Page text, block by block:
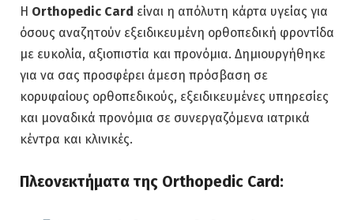
Η Orthopedic Card είναι η απόλυτη κάρτα υγείας για
όσους αναζητούν εξειδικευμένη ορθοπεδική φροντίδα
με ευκολία, αξιοπιστία και προνόμια. Δημιουργήθηκε
για να σας προσφέρει άμεση πρόσβαση σε
κορυφαίους ορθοπεδικούς, εξειδικευμένες υπηρεσίες
και μοναδικά προνόμια σε συνεργαζόμενα ιατρικά
κέντρα και κλινικές.
Πλεονεκτήματα της Orthopedic Card: